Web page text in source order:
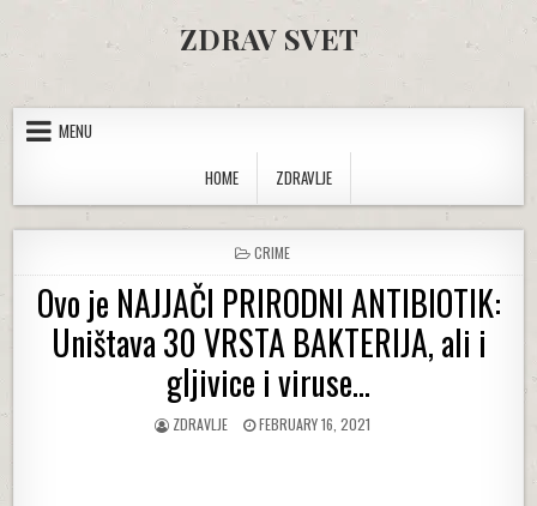
ZDRAV SVET
MENU
HOME
ZDRAVLJE
POSTED IN
CRIME
Ovo je NAJJAČI PRIRODNI ANTIBIOTIK:
Uništava 30 VRSTA BAKTERIJA, ali i
gljivice i viruse…
AUTHOR:
ZDRAVLJE PUBLISHED DATE:
FEBRUARY 16, 2021